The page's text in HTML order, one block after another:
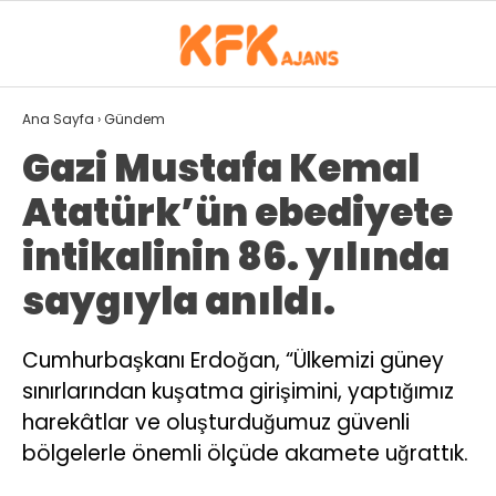
26.1
GALERİ VİDEO YAZARLAR
GÜNDEM
SPOR
EKONOMI
SIYASET
MAGAZIN
DÜNYA
Ana Sayfa ›Gündem
Gazi Mustafa Kemal
Atatürk’ün ebediyete
intikalinin 86. yılında
saygıyla anıldı.
Cumhurbaşkanı Erdoğan, “Ülkemizi güney
sınırlarından kuşatma girişimini, yaptığımız
harekâtlar ve oluşturduğumuz güvenli
bölgelerle önemli ölçüde akamete uğrattık.